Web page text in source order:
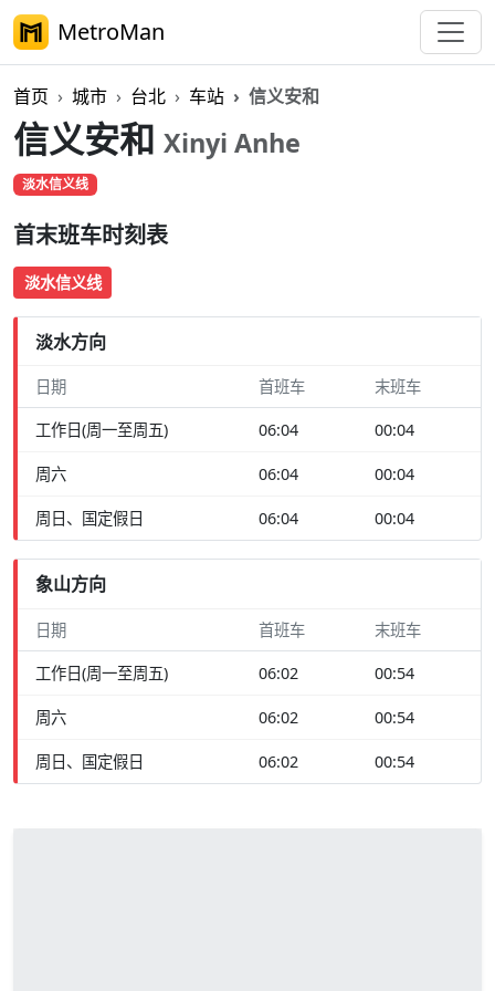
MetroMan
首页 城市 台北 车站 信义安和
信义安和 Xinyi Anhe
淡水信义线
首末班车时刻表
淡水信义线
淡水方向
日期 首班车 末班车
工作日(周一至周五) 06:04 00:04
周六 06:04 00:04
周日、国定假日 06:04 00:04
象山方向
日期 首班车 末班车
工作日(周一至周五) 06:02 00:54
周六 06:02 00:54
周日、国定假日 06:02 00:54